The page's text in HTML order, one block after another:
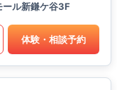
ル新鎌ケ谷3F
体験・相談予約